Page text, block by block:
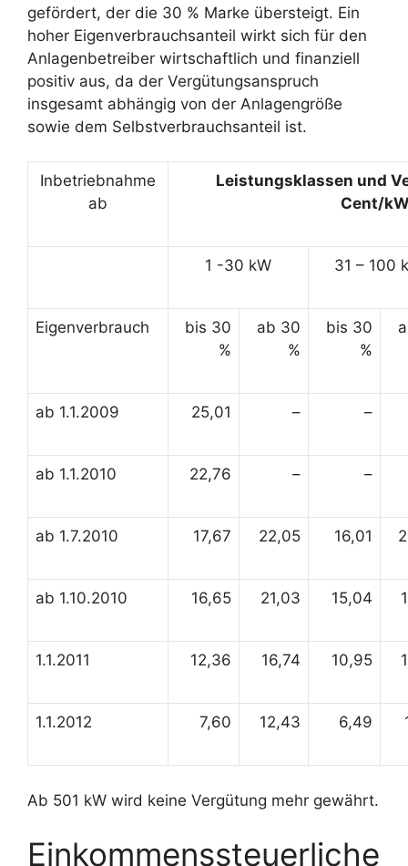
gefördert, der die 30 % Marke übersteigt. Ein
hoher Eigenverbrauchsanteil wirkt sich für den
Anlagenbetreiber wirtschaftlich und finanziell
positiv aus, da der Vergütungsanspruch
insgesamt abhängig von der Anlagengröße
sowie dem Selbstverbrauchsanteil ist.
Inbetriebnahme
ab
Leistungsklassen und
Cent/
1 -30 kW 31 – 100
Eigenverbrauch
bis 30
%
ab 30
%
bis 30
%
ab 1.1.2009 25,01 – –
ab 1.1.2010 22,76 – –
ab 1.7.2010 17,67 22,05 16,01
ab 1.10.2010 16,65 21,03 15,04
1.1.2011 12,36 16,74 10,95
1.1.2012 7,60 12,43 6,49
Ab 501 kW wird keine Vergütung mehr gewährt.
Einkommenssteuerliche